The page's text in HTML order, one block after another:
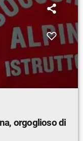
orgoglioso di